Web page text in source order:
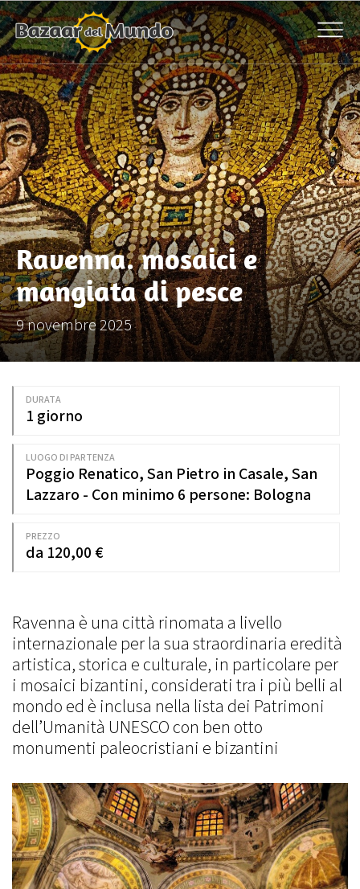
9 novembre 2025
Ravenna. mosaici e
mangiata di pesce
Ravenna è una città rinomata a livello
internazionale per la sua straordinaria eredità
artistica, storica e culturale, in particolare per
i mosaici bizantini, considerati tra i più belli al
mondo ed è inclusa nella lista dei Patrimoni
dell’Umanità UNESCO con ben otto
monumenti paleocristiani e bizantini
DURATA
1 giorno
LUOGO DI PARTENZA
Poggio Renatico, San Pietro in Casale, San
Lazzaro - Con minimo 6 persone: Bologna
PREZZO
da 120,00 €